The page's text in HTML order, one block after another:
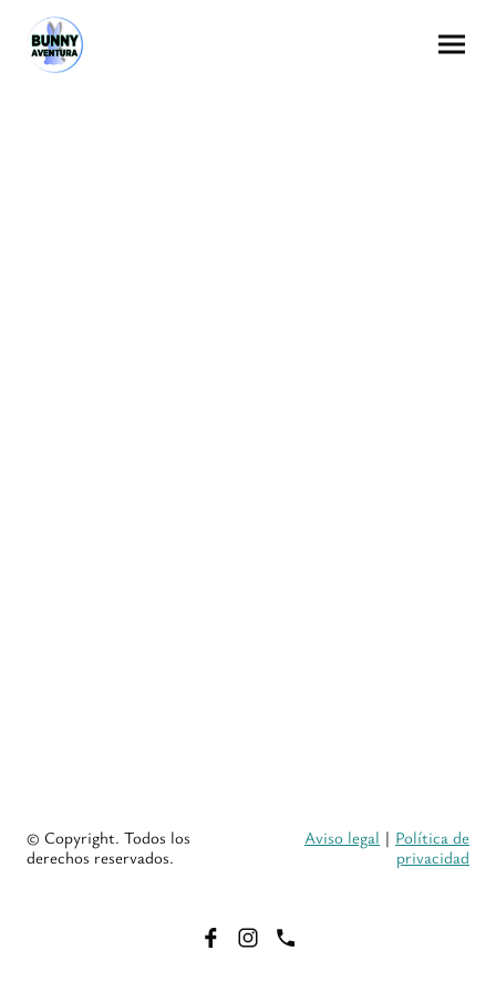
© Copyright. Todos los
derechos reservados.
Aviso legal | Política de
privacidad